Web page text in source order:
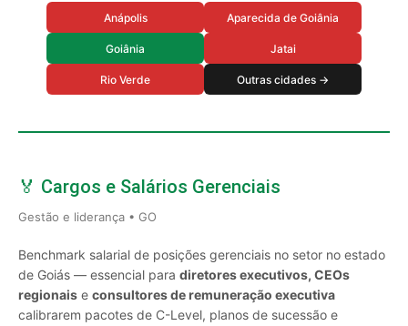
Anápolis Aparecida de Goiânia
Goiânia Jatai
Rio Verde Outras cidades →
🏅 Cargos e Salários Gerenciais
Gestão e liderança • GO
Benchmark salarial de posições gerenciais no setor no estado
de Goiás — essencial para diretores executivos, CEOs
regionais e consultores de remuneração executiva
calibrarem pacotes de C-Level, planos de sucessão e